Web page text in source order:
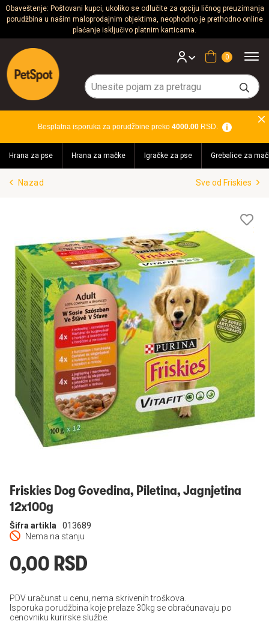
Obaveštenje: Poštovani kupci, ukoliko se odlučite za opciju ličnog preuzimanja
porudžbina u našim maloprodajnim objektima, neophodno je prethodno online
plaćanje isključivo platnim karticama.
Psi
Mačke
Glodari
Akvaristika
Teraristika
Brendovi
Akcija!
Prijavi se
Korpa
Besplatna isporuka za porudžbine preko 4000.00RSD.
Hrana za pse Hrana za mačke Igračke za pse Grebalice za
Nazad Sve od Friskies
Friskies Dog Govedina, Piletina, Jagnjetina
12x100g
Nema na stanju
Šifra artikla 013689
0,00 RSD
PDV uračunat u cenu, nema skrivenih troškova.
Isporuka porudžbina koje prelaze 30kg se obračunavaju po
cenovniku kurirske službe.